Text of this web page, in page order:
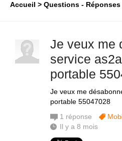
Accueil Questions - Réponses
Je veux me
service
portable
Je veux me
portable 55047028
1 réponse
Il y a 8 mois